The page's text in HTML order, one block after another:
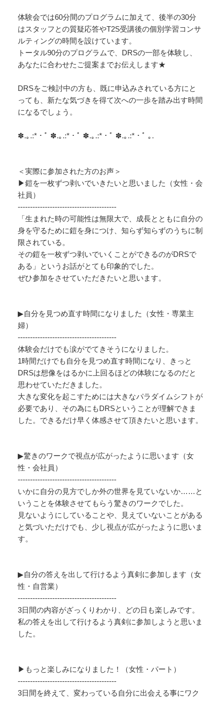
体験会では60分間のプログラムに加えて、後半の30分
はスタッフとの質疑応答やT2S受講後の個別学習コンサ
ルティングの時間を設けています。
トータル90分のプログラムで、DRSの一部を体験し、
あなたに合わせたご提案までお伝えします★
DRSをご検討中の方も、既に申込みされている方にと
っても、新たな気づきを得て次への一歩を踏み出す時間
になるでしょう。
✽.｡.:*・ﾟ ✽.｡.:*・ﾟ ✽.｡.:*・ﾟ ✽.｡.:*・ﾟ ｡.
＜実際に参加された方のお声＞
▶鎧を一枚ずつ剥いでいきたいと思いました（女性・会
社員）
----------------------------------------
「生まれた時の可能性は無限大で、成長とともに自分の
身を守るために鎧を身につけ、知らず知らずのうちに制
限されている。
その鎧を一枚ずつ剥いでいくことができるのがDRSで
ある」というお話がとても印象的でした。
ぜひ参加をさせていただきたいと思います。
▶自分を見つめ直す時間になりました（女性・専業主
婦）
----------------------------------------
体験会だけでも涙がでてきそうになりました。
1時間だけでも自分を見つめ直す時間になり、きっと
DRSは想像をはるかに上回るほどの体験になるのだと
思わせていただきました。
大きな変化を起こすためには大きなパラダイムシフトが
必要であり、その為にもDRSということが理解できま
した。できるだけ早く体感させて頂きたいと思います。
▶驚きのワークで視点が広がったように思います（女
性・会社員）
----------------------------------------
いかに自分の見方でしか外の世界を見ていないか……と
いうことを体験させてもらう驚きのワークでした。
見ないようにしていることや、見えていないことがある
と気づいただけでも、少し視点が広がったように思いま
す。
▶自分の答えを出して行けるよう真剣に参加します（女
性・自営業）
----------------------------------------
3日間の内容がざっくりわかり、どの日も楽しみです。
私の答えを出して行けるよう真剣に参加しようと思いま
した。
▶もっと楽しみになりました！（女性・パート）
----------------------------------------
3日間を終えて、変わっている自分に出会える事にワク